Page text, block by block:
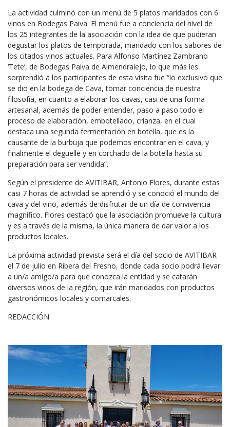
La actividad culminó con un menú de 5 platos maridados con 6
vinos en Bodegas Paiva. El menú fue a conciencia del nivel de
los 25 integrantes de la asociación con la idea de que pudieran
degustar los platos de temporada, maridado con los sabores de
los citados vinos actuales. Para Alfonso Martínez Zambrano
‘Tete’, de Bodegas Paiva de Almendralejo, lo que más les
sorprendió a los participantes de esta visita fue “lo exclusivo que
se dio en la bodega de Cava, tomar conciencia de nuestra
filosofía, en cuanto a elaborar los cavas, casi de una forma
artesanal, además de poder entender, paso a paso todo el
proceso de elaboración, embotellado, crianza, en el cual
destaca una segunda fermentación en botella, que es la
causante de la burbuja que podemos encontrar en el cava, y
finalmente el degüelle y en corchado de la botella hasta su
preparación para ser vendida”.
Según el presidente de AVITIBAR, Antonio Flores, durante estas
casi 7 horas de actividad se aprendió y se conoció el mundo del
cava y del vino, además de disfrutar de un día de convivencia
magnífico. Flores destacó que la asociación promueve la cultura
y es a través de la misma, la única manera de dar valor a los
productos locales.
La próxima actividad prevista será el día del socio de AVITIBAR
el 7 de julio en Ribera del Fresno, donde cada socio podrá llevar
a un/a amigo/a para que conozca la entidad y se catarán
diversos vinos de la región, que irán maridados con productos
gastronómicos locales y comarcales.
REDACCIÓN